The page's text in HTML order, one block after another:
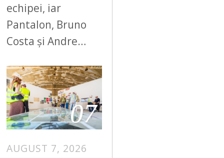
echipei, iar
Pantalon, Bruno
Costa și Andre…
07
AUGUST 7, 2026